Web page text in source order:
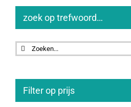
zoek op trefwoord…
Zoeken
naar:
Filter op prijs